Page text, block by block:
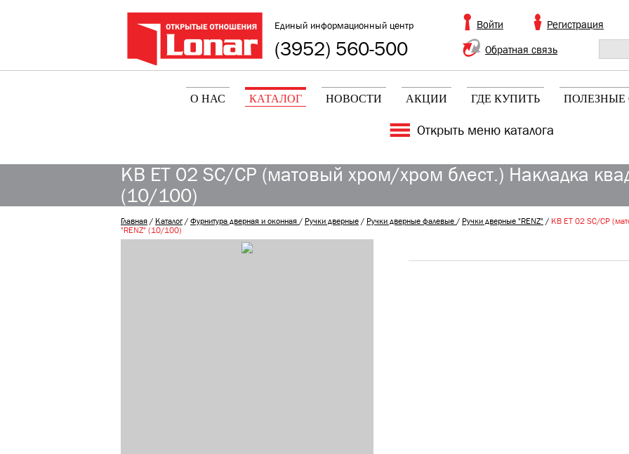
Единый информационный центр
(3952) 560-500
Войти
Регистрация
Обратная связь
О НАС КАТАЛОГ НОВОСТИ АКЦИИ ГДЕ КУПИТЬ ПОЛЕЗНЫЕ
Открыть меню каталога
KB ET 02 SC/CP (матовый хром/хром блест.) Накладка
(10/100)
Главная/ Каталог/Фурнитура дверная и оконная/ Ручки дверные/ Ручки дверные фалевые/ Ручки дверные "RENZ"/ KB ET 02 SC/CP
"RENZ" (10/100)